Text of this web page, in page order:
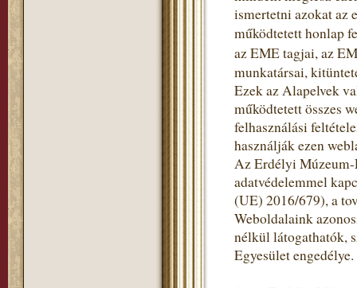
ismertetni azokat az
működtetett honlap
az EME tagjai, az
munkatársai,
Ezek az Alapelvek
működtetett összes
felhasználási
használják ezen
Az Erdélyi Múzeum-
adatvédelemmel
(UE) 2016/679), a
Weboldalaink
nélkül látogathatók,
Egyesület engedélye.